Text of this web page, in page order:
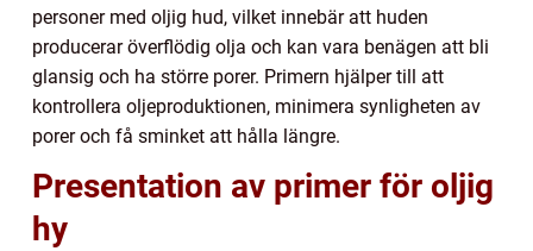
personer med oljig hud, vilket innebär att huden
producerar överflödig olja och kan vara benägen att bli
glansig och ha större porer. Primern hjälper till att
kontrollera oljeproduktionen, minimera synligheten av
porer och få sminket att hålla längre.
Presentation av primer för oljig
hy